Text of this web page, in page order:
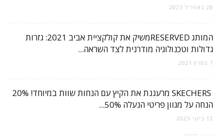
28 באפריל 2025
המותג RESERVEDמשיק את קולקציית אביב 2021: גזרות
גדולות וטכנולוגיה מודרנית לצד השראה...
7 במרץ 2021
SKECHERS מרעננת את הקיץ עם הנחות שוות במיוחד! 20%
הנחה על מגוון פריטי הנעלה 50%...
12 ביוני 2025